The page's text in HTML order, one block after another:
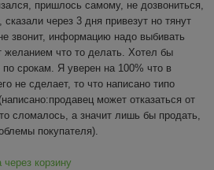
пришлось самому, не дозвониться,
через 3 дня привезут но тянут
звонит, информацию надо выбивать
желанием что то делать. Хотел бы
срокам. Я уверен на 100% что в
не сделает, то что написано типо
может отказаться от
сломалось, а значит лишь бы продать,
покупателя).
корзину